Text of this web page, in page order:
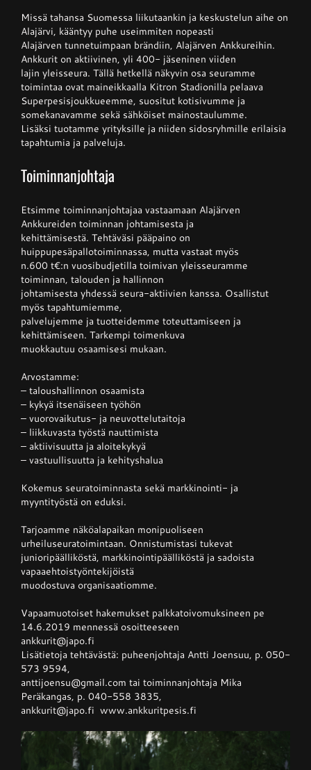
Junnupesis
Fanituotteet
Palvelut
Yhteystiedot
Missä tahansa Suomessa liikutaankin ja keskustelun aihe on
Alajärvi, kääntyy puhe useimmiten nopeasti
Alajärven tunnetuimpaan brändiin, Alajärven Ankkureihin.
Ankkurit on aktiivinen, yli 400- jäseninen viiden
lajin yleisseura. Tällä hetkellä näkyvin osa seuramme
toimintaa ovat maineikkaalla Kitron Stadionilla pelaava
Superpesisjoukkueemme, suositut kotisivumme ja
somekanavamme sekä sähköiset mainostaulumme.
Lisäksi tuotamme yrityksille ja niiden sidosryhmille erilaisia
tapahtumia ja palveluja.
Toiminnanjohtaja
Etsimme toiminnanjohtajaa vastaamaan Alajärven
Ankkureiden toiminnan johtamisesta ja
kehittämisestä. Tehtäväsi pääpaino on
huippupesäpallotoiminnassa, mutta vastaat myös
n.600 t€:n vuosibudjetilla toimivan yleisseuramme
toiminnan, talouden ja hallinnon
johtamisesta yhdessä seura-aktiivien kanssa. Osallistut
myös tapahtumiemme,
palvelujemme ja tuotteidemme toteuttamiseen ja
kehittämiseen. Tarkempi toimenkuva
muokkautuu osaamisesi mukaan.
Arvostamme:
– taloushallinnon osaamista
– kykyä itsenäiseen työhön
– vuorovaikutus- ja neuvottelutaitoja
– liikkuvasta työstä nauttimista
– aktiivisuutta ja aloitekykyä
– vastuullisuutta ja kehityshalua
Kokemus seuratoiminnasta sekä markkinointi- ja
myyntityöstä on eduksi.
Tarjoamme näköalapaikan monipuoliseen
urheiluseuratoimintaan. Onnistumistasi tukevat
junioripäälliköstä, markkinointipäälliköstä ja sadoista
vapaaehtoistyöntekijöistä
muodostuva organisaatiomme.
Vapaamuotoiset hakemukset palkkatoivomuksineen pe
14.6.2019 mennessä osoitteeseen
ankkurit@japo.fi
Lisätietoja tehtävästä: puheenjohtaja Antti Joensuu, p. 050-
573 9594,
anttijoensu@gmail.com tai toiminnanjohtaja Mika
Peräkangas, p. 040-558 3835,
ankkurit@japo.fi www.ankkuritpesis.fi